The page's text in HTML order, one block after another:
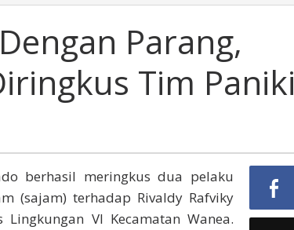
Parang,
Tim Paniki
berhasil meringkus dua pelaku
(sajam) terhadap Rivaldy Rafviky
VI Kecamatan Wanea.